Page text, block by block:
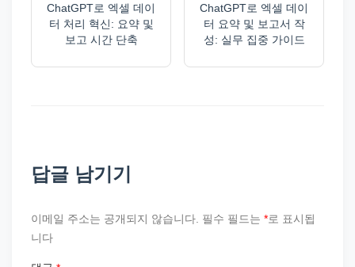
ChatGPT로 엑셀 데이
터 처리 혁신: 요약 및
보고 시간 단축
ChatGPT로 엑셀 데이
터 요약 및 보고서 작
성: 실무 집중 가이드
답글 남기기
이메일 주소는 공개되지 않습니다. 필수 필드는 *로 표시됩
니다